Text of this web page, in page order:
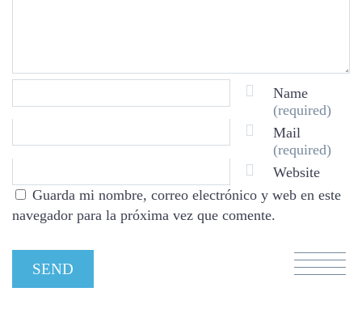
Name
(required)
Mail
(required)
Website
Guarda mi nombre, correo electrónico y web en este
navegador para la próxima vez que comente.